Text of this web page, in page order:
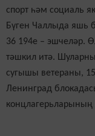
спорт һәм социаль
Бүген Чаллыда яшь
36 194е – эшчеләр.
тәшкил итә.
сугышы ветераны,
Ленинград
концлагерьларының